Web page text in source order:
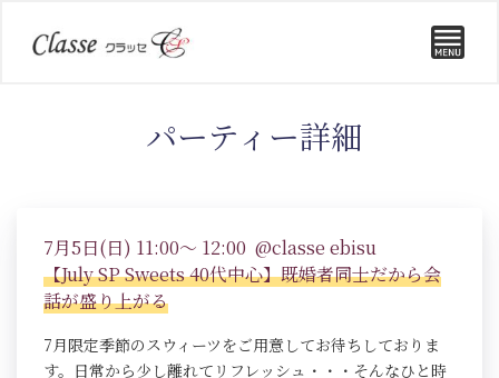
パーティー詳細
7月5日(日) 11:00～ 12:00 @classe ebisu
【July SP Sweets 40代中心】既婚者同士だから会
話が盛り上がる
7月限定季節のスウィーツをご用意してお待ちしておりま
す。日常から少し離れてリフレッシュ・・・そんなひと時